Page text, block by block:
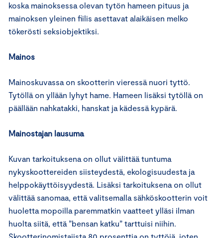
koska mainoksessa olevan tytön hameen pituus ja
mainoksen yleinen fiilis asettavat alaikäisen melko
tökerösti seksiobjektiksi.
Mainos
Mainoskuvassa on skootterin vieressä nuori tyttö.
Tytöllä on yllään lyhyt hame. Hameen lisäksi tytöllä on
päällään nahkatakki, hanskat ja kädessä kypärä.
Mainostajan lausuma
Kuvan tarkoituksena on ollut välittää tuntuma
nykyskoottereiden siisteydestä, ekologisuudesta ja
helppokäyttöisyydestä. Lisäksi tarkoituksena on ollut
välittää sanomaa, että valitsemalla sähköskootterin voit
huoletta mopoilla paremmatkin vaatteet ylläsi ilman
huolta siitä, että ”bensan katku” tarttuisi niihin.